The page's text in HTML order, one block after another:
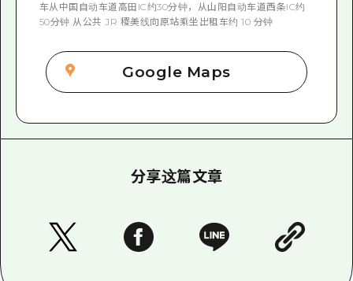
车从中国自动车道高田IC约30分钟，从山阳自动车道西条IC约
50分钟 从公共 JR 稷美线向原站乘坐出租车约 10 分钟
Google Maps
分享这篇文章